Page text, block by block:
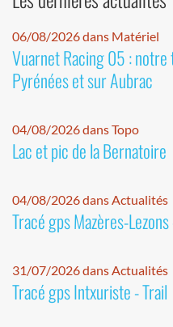
06/08/2026 dans Matériel
Vuarnet Racing 05 : notre
Pyrénées et sur Aubrac
04/08/2026 dans Topo
Lac et pic de la Bernatoire
04/08/2026 dans Actualités
Tracé gps Mazères-
31/07/2026 dans Actualités
Tracé gps Intxuriste - Trail